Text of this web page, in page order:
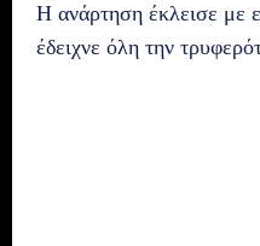
Η ανάρτηση έκλεισε με
έδειχνε όλη την